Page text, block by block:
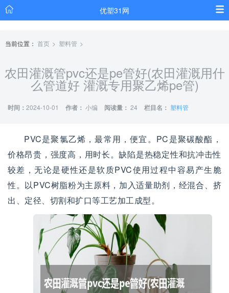
优塑31网
当前位置： 首页 塑料管
农田灌溉管pvc还是pe管好(农田灌溉用什
么管道好 灌溉专用聚乙烯pe管)
时间： 2024-10-01 作者： 小编 阅读量： 24 栏目名： 塑料管
PVC是聚氯乙烯，最常用，便宜。PC是聚碳酸酯，
价格昂贵，强度高，用时长。缺陷是热稳定性和抗冲击性
较差，无论是硬性还是软质PVC使用过程中容易产生脆
性。以PVC树脂粉为主原料，加入适量助剂，经混合、挤
出、定径、切割和扩口等工艺加工成型。